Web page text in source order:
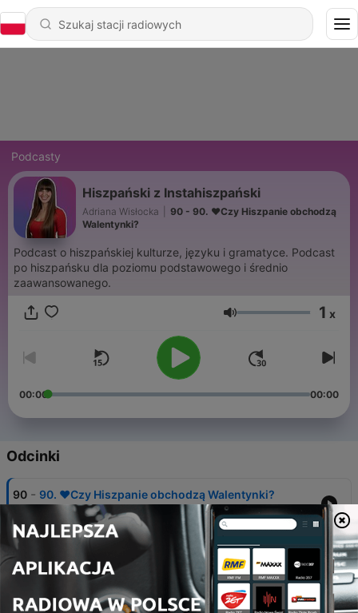
Podcasty
Hiszpański z Instahiszpański
Adriana Wisłocka
90 - 90. ❤️Czy Hiszpanie obchodzą
Walentynki?
Podcast o hiszpańskiej kulturze, języku i gramatyce. Podcast
po hiszpańsku dla poziomu podstawowego i średnio
zaawansowanego.
Głośność 1 x
00:00 00:00
Odcinki
90 - 90. ❤️Czy Hiszpanie obchodzą Walentynki?
89 88.😡Las emociones negativas
23 lis 2025
88 - 87. 🥊 Las opiniones diferentes